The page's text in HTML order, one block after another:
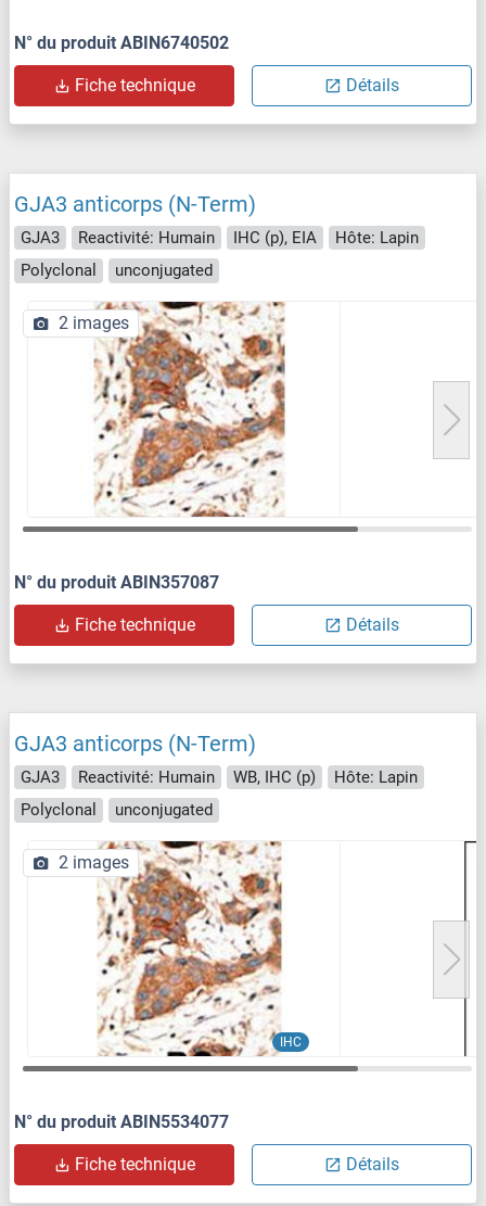
N° du produit ABIN6740502
Fiche technique Détails
GJA3 anticorps (N-Term)
GJA3 Reactivité: Humain IHC (p), EIA
Hôte: Lapin
Polyclonal
unconjugated
2 images
N° du produit ABIN357087
Fiche technique Détails
GJA3 anticorps (N-Term)
GJA3 Reactivité: Humain WB, IHC (p)
Hôte: Lapin
Polyclonal
unconjugated
IHC
2 images
N° du produit ABIN5534077
Fiche technique Détails